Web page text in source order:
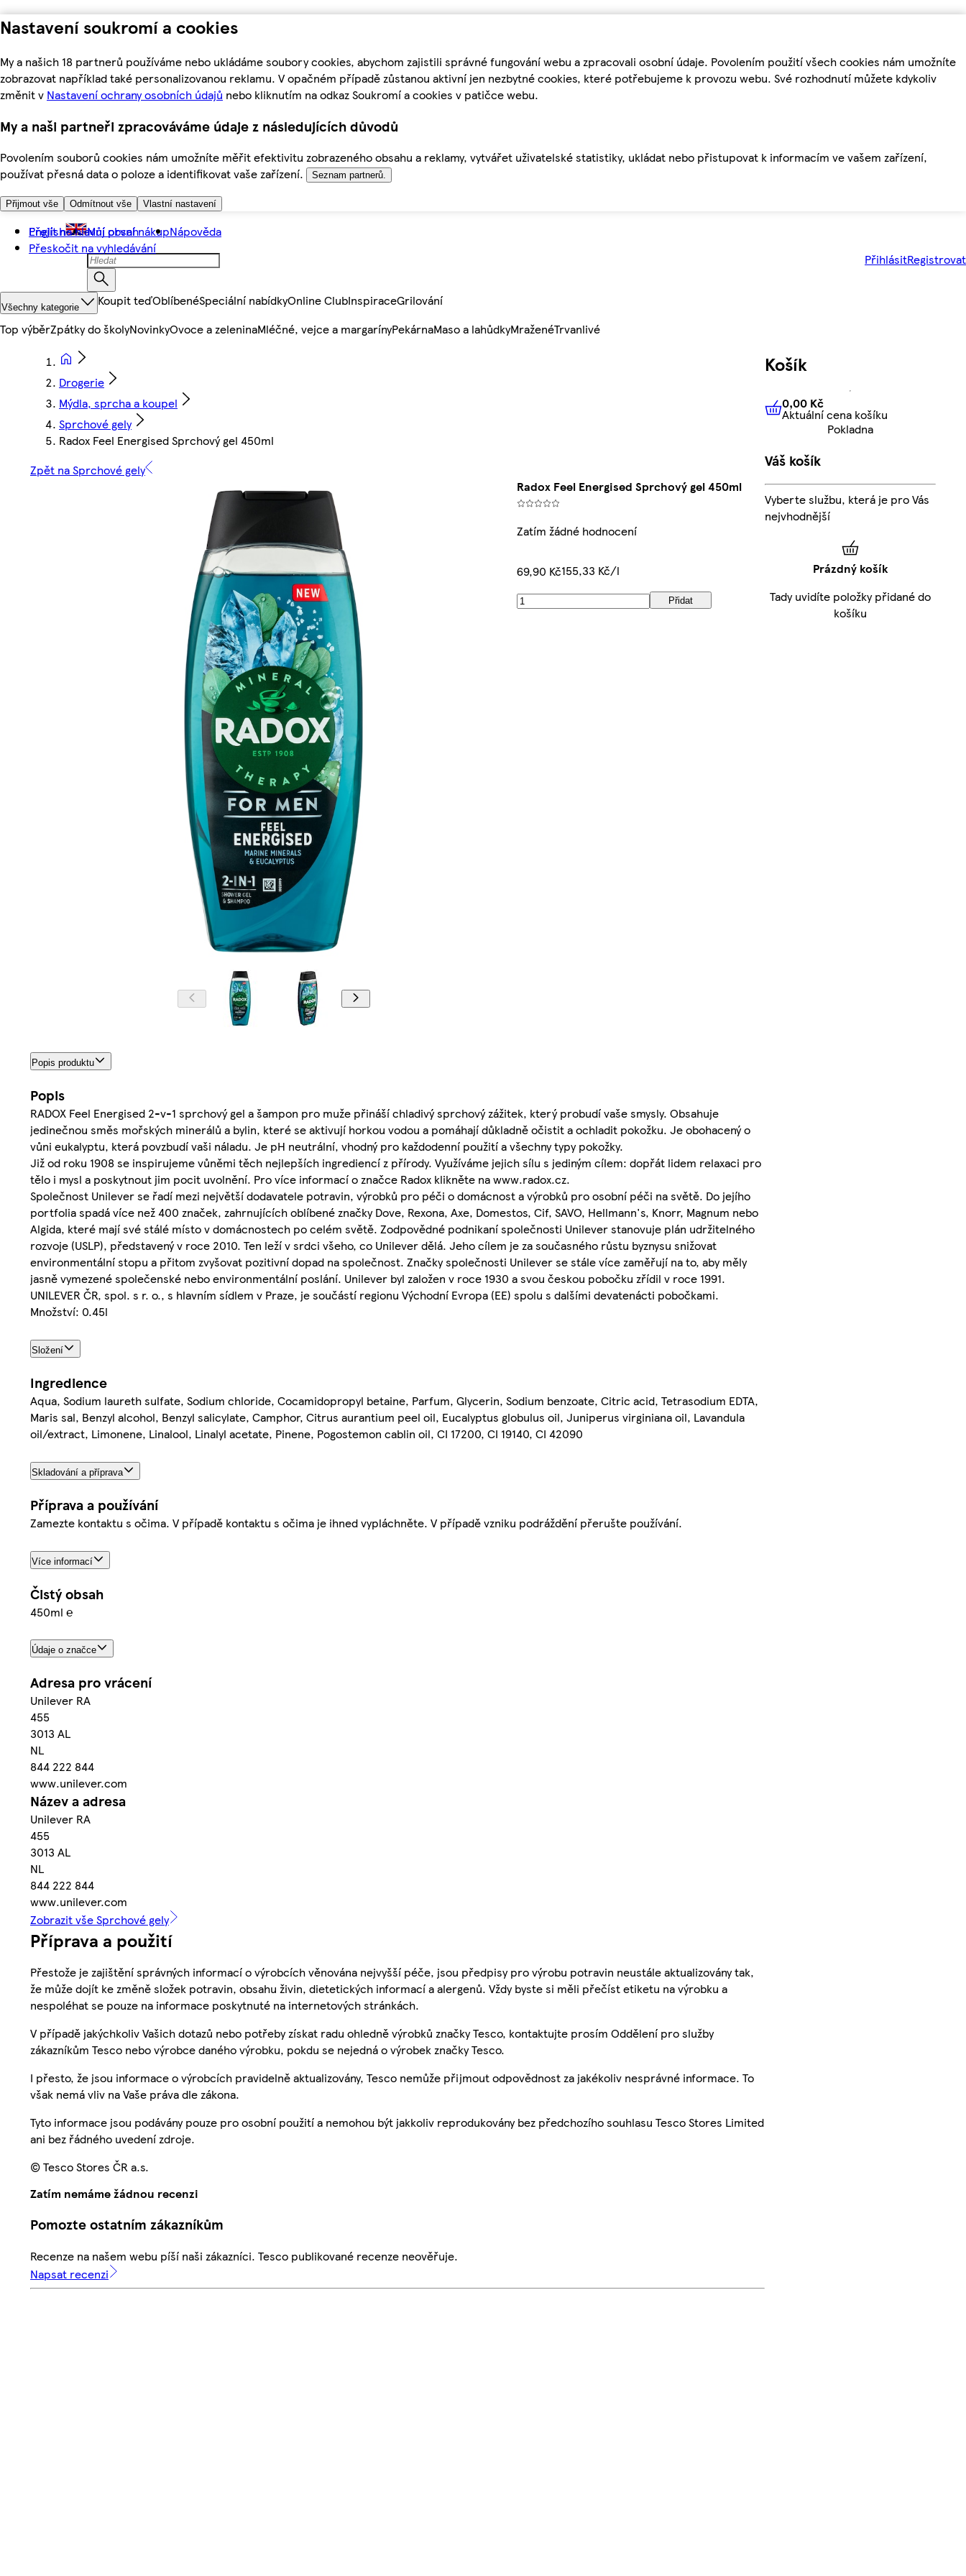
Nastavení soukromí a cookies
My a našich 18 partnerů používáme nebo ukládáme soubory cookies, abychom zajistili správné fungování webu a zpracovali osobní údaje. Povolením použití všech cookies nám umožníte
zobrazovat například také personalizovanou reklamu. V opačném případě zůstanou aktivní jen nezbytné cookies, které potřebujeme k provozu webu. Své rozhodnutí můžete kdykoliv
změnit v Nastavení ochrany osobních údajů nebo kliknutím na odkaz Soukromí a cookies v patičce webu.
My a naši partneři zpracováváme údaje z následujících důvodů
Povolením souborů cookies nám umožníte měřit efektivitu zobrazeného obsahu a reklamy, vytvářet uživatelské statistiky, ukládat nebo přistupovat k informacím ve vašem zařízení,
používat přesná data o poloze a identifikovat vaše zařízení.
Seznam partnerů.
Přijmout vše Odmítnout vše Vlastní nastavení
Přejít na hlavní obsah
Přeskočit na vyhledávání
English Můj první nákupNápověda
PřihlásitRegistrovat
Všechny kategorie Koupit teďOblíbenéSpeciální nabídkyOnline ClubInspiraceGrilování
Top výběrZpátky do školyNovinkyOvoce a zeleninaMléčné, vejce a margarínyPekárnaMaso a lahůdkyMraženéTrvanlivé
Drogerie
Mýdla, sprcha a koupel
Sprchové gely
Radox Feel Energised Sprchový gel 450ml
Zpět na Sprchové gely
Radox Feel Energised Sprchový gel 450ml
Zatím žádné hodnocení
69,90 Kč155,33 Kč/l
Přidat
Popis produktu
Popis
RADOX Feel Energised 2-v-1 sprchový gel a šampon pro muže přináší chladivý sprchový zážitek, který probudí vaše smysly. Obsahuje
jedinečnou směs mořských minerálů a bylin, které se aktivují horkou vodou a pomáhají důkladně očistit a ochladit pokožku. Je obohacený o
vůni eukalyptu, která povzbudí vaši náladu. Je pH neutrální, vhodný pro každodenní použití a všechny typy pokožky.
Již od roku 1908 se inspirujeme vůněmi těch nejlepších ingrediencí z přírody. Využíváme jejich sílu s jediným cílem: dopřát lidem relaxaci pro
tělo i mysl a poskytnout jim pocit uvolnění. Pro více informací o značce Radox klikněte na www.radox.cz.
Společnost Unilever se řadí mezi největší dodavatele potravin, výrobků pro péči o domácnost a výrobků pro osobní péči na světě. Do jejího
portfolia spadá více než 400 značek, zahrnujících oblíbené značky Dove, Rexona, Axe, Domestos, Cif, SAVO, Hellmann's, Knorr, Magnum nebo
Algida, které mají své stálé místo v domácnostech po celém světě. Zodpovědné podnikaní společnosti Unilever stanovuje plán udržitelného
rozvoje (USLP), představený v roce 2010. Ten leží v srdci všeho, co Unilever dělá. Jeho cílem je za současného růstu byznysu snižovat
environmentální stopu a přitom zvyšovat pozitivní dopad na společnost. Značky společnosti Unilever se stále více zaměřují na to, aby měly
jasně vymezené společenské nebo environmentální poslání. Unilever byl založen v roce 1930 a svou českou pobočku zřídil v roce 1991.
UNILEVER ČR, spol. s r. o., s hlavním sídlem v Praze, je součástí regionu Východní Evropa (EE) spolu s dalšími devatenácti pobočkami.
Množství: 0.45l
Složení
Ingredience
Aqua, Sodium laureth sulfate, Sodium chloride, Cocamidopropyl betaine, Parfum, Glycerin, Sodium benzoate, Citric acid, Tetrasodium EDTA,
Maris sal, Benzyl alcohol, Benzyl salicylate, Camphor, Citrus aurantium peel oil, Eucalyptus globulus oil, Juniperus virginiana oil, Lavandula
oil/extract, Limonene, Linalool, Linalyl acetate, Pinene, Pogostemon cablin oil, CI 17200, CI 19140, CI 42090
Skladování a příprava
Příprava a používání
Zamezte kontaktu s očima. V případě kontaktu s očima je ihned vypláchněte. V případě vzniku podráždění přerušte používání.
Více informací
Čistý obsah
450ml ℮
Údaje o značce
Adresa pro vrácení
Unilever RA
455
3013 AL
NL
844 222 844
www.unilever.com
Název a adresa
Unilever RA
455
3013 AL
NL
844 222 844
www.unilever.com
Zobrazit vše Sprchové gely
Příprava a použití
Přestože je zajištění správných informací o výrobcích věnována nejvyšší péče, jsou předpisy pro výrobu potravin neustále aktualizovány tak,
že může dojít ke změně složek potravin, obsahu živin, dietetických informací a alergenů. Vždy byste si měli přečíst etiketu na výrobku a
nespoléhat se pouze na informace poskytnuté na internetových stránkách.
V případě jakýchkoliv Vašich dotazů nebo potřeby získat radu ohledně výrobků značky Tesco, kontaktujte prosím Oddělení pro služby
zákazníkům Tesco nebo výrobce daného výrobku, pokdu se nejedná o výrobek značky Tesco.
I přesto, že jsou informace o výrobcích pravidelně aktualizovány, Tesco nemůže přijmout odpovědnost za jakékoliv nesprávné informace. To
však nemá vliv na Vaše práva dle zákona.
Tyto informace jsou podávány pouze pro osobní použití a nemohou být jakkoliv reprodukovány bez předchozího souhlasu Tesco Stores Limited
ani bez řádného uvedení zdroje.
© Tesco Stores ČR a.s.
Zatím nemáme žádnou recenzi
Pomozte ostatním zákazníkům
Recenze na našem webu píší naši zákazníci. Tesco publikované recenze neověřuje.
Napsat recenzi
Košík
0,00 KčAktuální cena košíku
0,00 Kč
Aktuální cena košíku
Pokladna
Váš košík
Vyberte službu, která je pro Vás
nejvhodnější
Prázdný košík
Tady uvidíte položky přidané do
košíku